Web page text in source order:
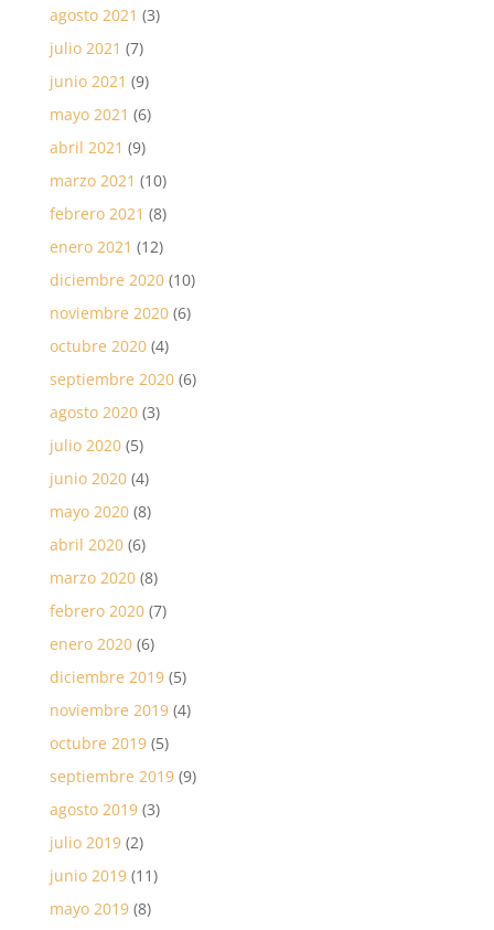
agosto 2021 (3)
julio 2021 (7)
junio 2021 (9)
mayo 2021 (6)
abril 2021 (9)
marzo 2021 (10)
febrero 2021 (8)
enero 2021 (12)
diciembre 2020(10)
noviembre 2020(6)
octubre 2020(4)
septiembre 2020(6)
agosto 2020(3)
julio 2020(5)
junio 2020(4)
mayo 2020(8)
abril 2020(6)
marzo 2020(8)
febrero 2020(7)
enero 2020(6)
diciembre 2019(5)
noviembre 2019(4)
octubre 2019(5)
septiembre 2019(9)
agosto 2019(3)
julio 2019(2)
junio 2019(11)
mayo 2019(8)